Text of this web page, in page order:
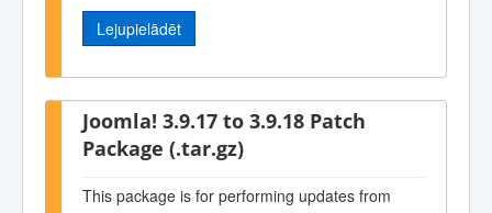
Lejupielādēt
Joomla! 3.9.17 to 3.9.18 Patch
Package (.tar.gz)
This package is for performing updates from